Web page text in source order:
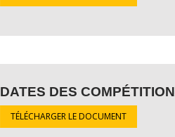
DATES DES
TÉLÉCHARGER LE DOCUMENT